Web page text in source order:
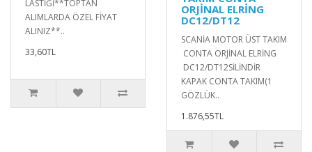
LASTİĞİ**TOPTAN
ALIMLARDA ÖZEL FİYAT
ALINIZ**..
33,60TL
ORJİNAL ELRİNG
DC12/DT12
SCANİA MOTOR ÜST TAKIM
CONTA ORJİNAL ELRİNG
DC12/DT12SİLİNDİR
KAPAK CONTA TAKIM(1
GÖZLÜK..
1.876,55TL